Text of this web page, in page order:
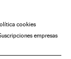
cookies
empresas